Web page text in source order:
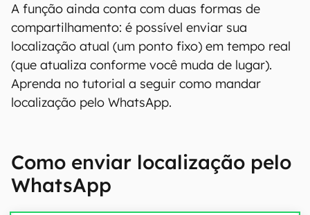
A função ainda conta com duas formas de
compartilhamento: é possível enviar sua
localização atual (um ponto fixo) em tempo real
(que atualiza conforme você muda de lugar).
Aprenda no tutorial a seguir como mandar
localização pelo WhatsApp.
Como enviar localização pelo
WhatsApp